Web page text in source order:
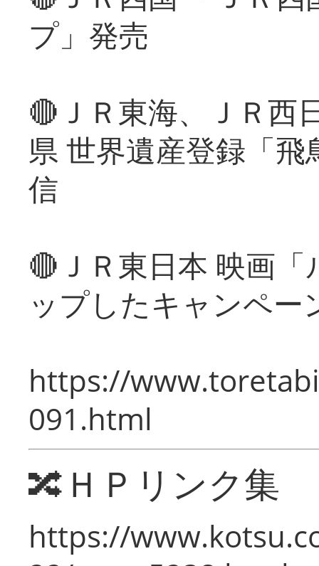
プ」発売
🔴ＪＲ東海、ＪＲ西
県 世界遺産登録「
信
🔴ＪＲ東日本 映画
ップしたキャンペー
https://
091.html
🔀ＨＰリンク集
https://